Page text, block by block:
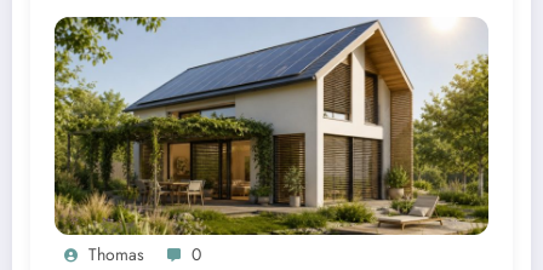
Thomas 0